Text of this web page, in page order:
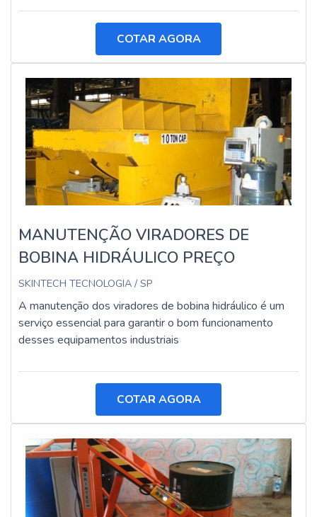
COTAR AGORA
MANUTENÇÃO VIRADORES DE
BOBINA HIDRÁULICO PREÇO
SKINTECH TECNOLOGIA / SP
A manutenção dos viradores de bobina hidráulico é um
serviço essencial para garantir o bom funcionamento
desses equipamentos industriais
COTAR AGORA